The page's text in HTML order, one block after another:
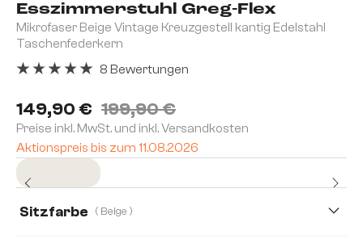
Esszimmerstuhl Greg-Flex
Mikrofaser Beige Vintage Kreuzgestell kantig Edelstahl
Taschenfederkern
149,90 € 199,90 €
Preise inkl. MwSt. und inkl. Versandkosten
Aktionspreis bis zum 11.08.2026
8 Bewertungen
Sitzfarbe ( Beige )